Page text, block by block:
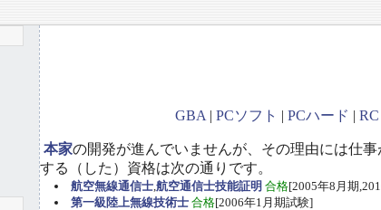
GBA | PCソフト | PCハード | RC
本家の開発が進んでいませんが、その理由には仕
する（した）資格は次の通りです。
航空無線通信士,航空通信士技能証明 合格[2005年8月期
第一級陸上無線技術士 合格[2006年1月期試験]